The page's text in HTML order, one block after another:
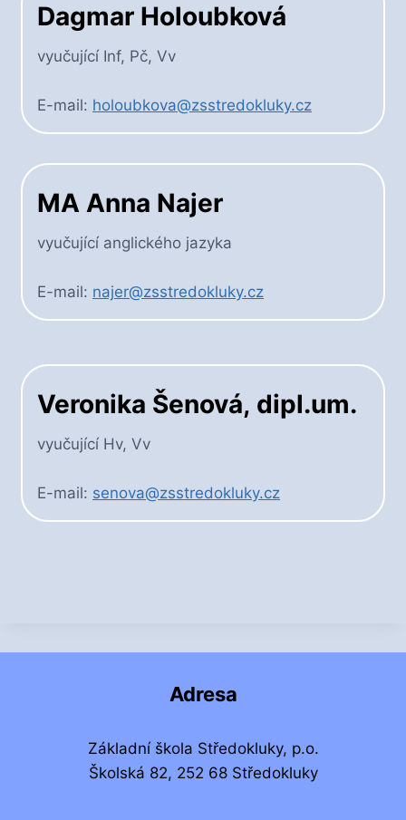
Dagmar Holoubková
vyučující Inf, Pč, Vv
E-mail: holoubkova@zsstredokluky.cz
MA Anna Najer
vyučující anglického jazyka
E-mail: najer@zsstredokluky.cz
Veronika Šenová, dipl.um.
vyučující Hv, Vv
E-mail: senova@zsstredokluky.cz
Adresa
Základní škola Středokluky, p.o.
Školská 82, 252 68 Středokluky